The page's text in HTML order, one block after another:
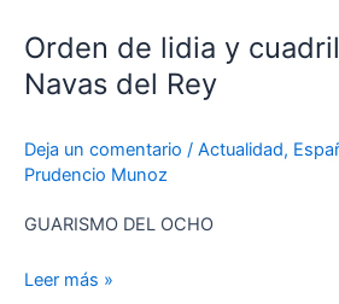
Orden de lidia y
Navas del Rey
Deja un comentario / Actualidad,
Prudencio Munoz
GUARISMO DEL OCHO
lidia
y
cuadrillas
Navas
Rey
Leer más »